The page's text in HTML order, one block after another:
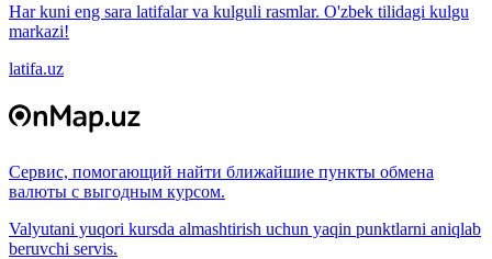
Har kuni eng sara latifalar va kulguli rasmlar. O'zbek tilidagi kulgu
markazi!
latifa.uz
Сервис, помогающий найти ближайшие пункты обмена
валюты с выгодным курсом.
Valyutani yuqori kursda almashtirish uchun yaqin punktlarni aniqlab
beruvchi servis.